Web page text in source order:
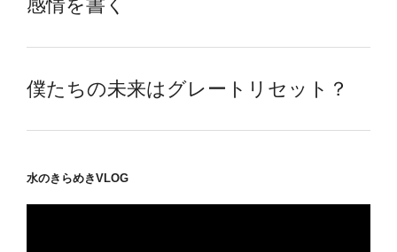
感情を書く
僕たちの未来はグレートリセット？
水のきらめきVLOG